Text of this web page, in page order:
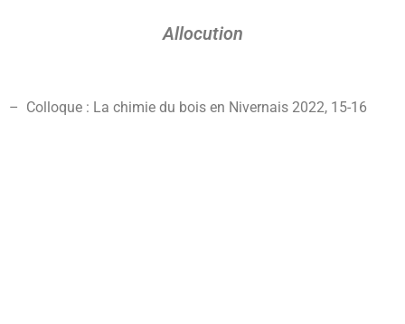
Allocution
– Colloque : La chimie du bois en Nivernais 2022, 15-16